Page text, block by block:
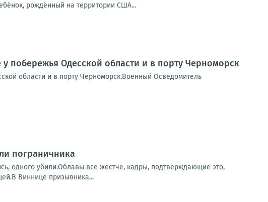
рождённый на территории США...
побережья Одесской области и в порту Черноморск
области и в порту Черноморск.Военный Осведомитель
пограничника
одного убили.Облавы все жестче, кадры, подтверждающие это,
Виннице призывника...